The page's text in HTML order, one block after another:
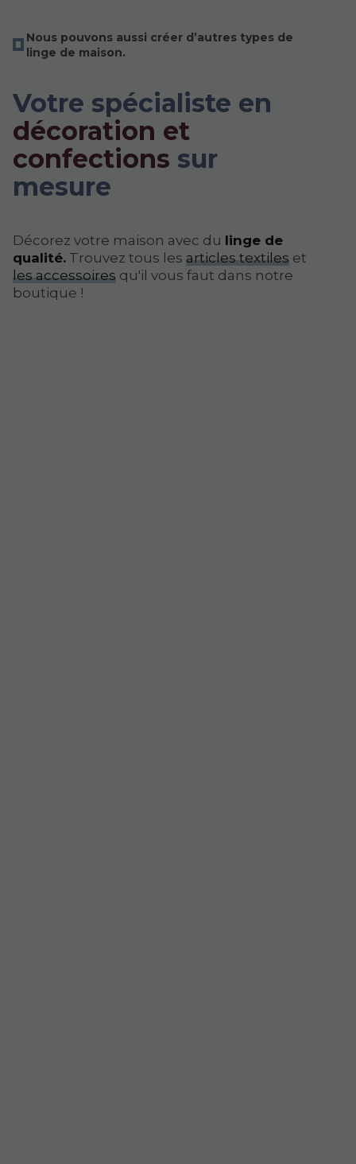
Nous pouvons aussi créer d’autres types de
linge de maison.
Votre spécialiste en
décoration et
confections sur
mesure
Décorez votre maison avec du linge de
qualité. Trouvez tous les articles textiles et
les accessoires qu'il vous faut dans notre
boutique !